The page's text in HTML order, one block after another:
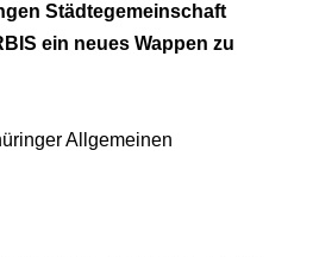
Städtegemeinschaft
ein neues Wappen zu
Allgemeinen